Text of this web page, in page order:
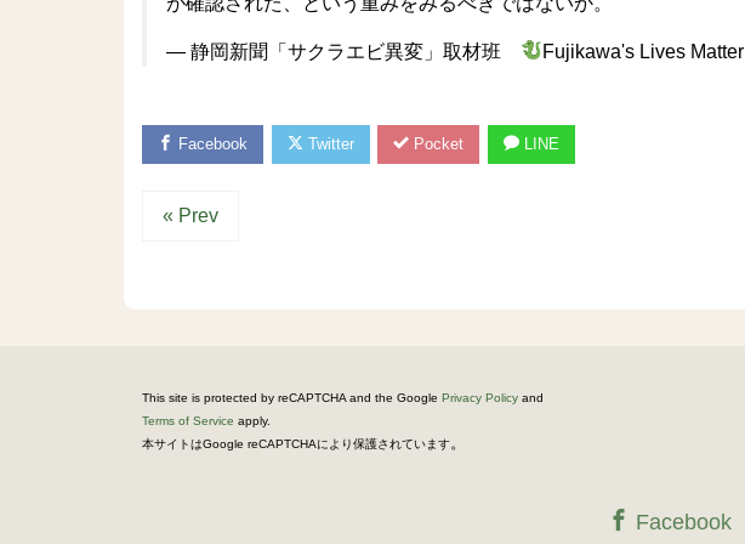
— 静岡新聞「サクラエビ異変」取材班 Fujikawa's Lives Matter
Facebook Twitter Pocket LINE
« Prev
This site is protected by reCAPTCHA and the Google Privacy Policy and
Terms of Service apply.
本サイトはGoogle reCAPTCHAにより保護されています。
Facebook